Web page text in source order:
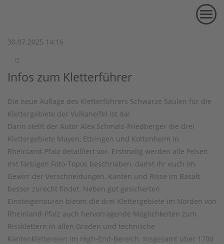
MENU
Neu in der Bücherei: Kletterführer Schwarze Säulen
30.07.2025 14:16
Infos zum Kletterführer
Die neue Auflage des Kletterführers Schwarze Säulen für die
Klettergebiete der Vulkaneifel ist da!
Darin stellt der Autor Alex Schmalz-Friedberger die drei
Klettergebiete Mayen, Ettringen und Kottenheim in
Rheinland-Pfalz detailliert vor. Erstmalig werden alle Felsen
mit farbigen Foto-Topos beschrieben, damit ihr euch im
Gewirr der Verschneidungen, Kanten und Risse im Basalt
besser zurecht findet. Neben gut gesicherten
Einsteigertouren bieten die drei Klettergebiete im Norden von
Rheinland-Pfalz auch hervorragende Möglichkeiten zum
Rissklettern in allen Graden und technische
Kantenklettereien im High-End-Bereich. Insgesamt über 1700